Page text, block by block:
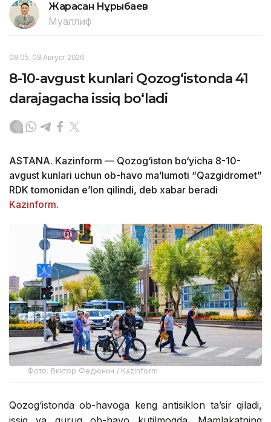
Жарасқан Нұрыбаев
Муаллиф
08:05, 08 Август 2026
8-10-avgust kunlari Qozog‘istonda 41
darajagacha issiq bo‘ladi
ASTANA. Kazinform — Qozog‘iston bo‘yicha 8-10-
avgust kunlari uchun ob-havo ma’lumoti “Qazgidromet”
RDK tomonidan e’lon qilindi, deb xabar beradi
Kazinform.
Фото: Виктор Федюнин / Kazinform
Qozog‘istonda ob-havoga keng antisiklon ta’sir qiladi,